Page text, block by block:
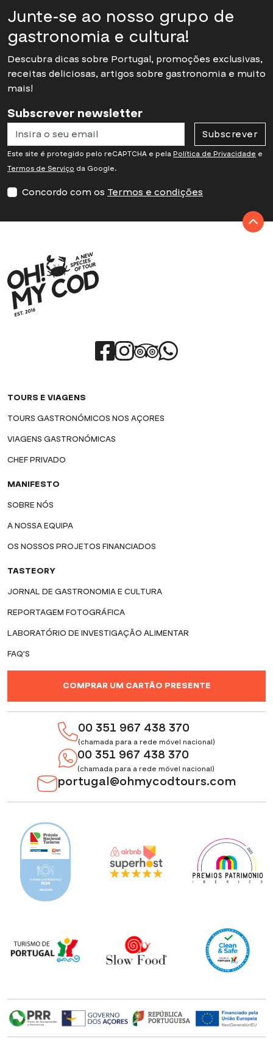
Junte-se ao nosso grupo de
gastronomia e cultura!
Descubra dicas sobre Portugal, promoções exclusivas,
receitas deliciosas, artigos sobre gastronomia e muito
mais!
Subscrever newsletter
Subscrever
Este site é protegido pelo reCAPTCHA e pelaPolítica de Privacidade e
Termos de Serviço da Google.
Concordo com os Termos e condições
TOURS E VIAGENS
TOURS GASTRONÓMICOS NOS AÇORES
VIAGENS GASTRONÓMICAS
CHEF PRIVADO
MANIFESTO
SOBRE NÓS
A NOSSA EQUIPA
OS NOSSOS PROJETOS FINANCIADOS
TASTEORY
JORNAL DE GASTRONOMIA E CULTURA
REPORTAGEM FOTOGRÁFICA
LABORATÓRIO DE INVESTIGAÇÃO ALIMENTAR
FAQ'S
COMPRAR UM CARTÃO PRESENTE
00 351 967 438 370
(chamada para a rede móvel nacional)
00 351 967 438 370
(chamada para a rede móvel nacional)
portugal@ohmycodtours.com